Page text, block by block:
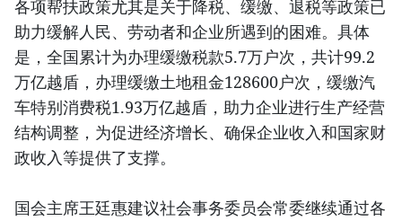
各项帮扶政策尤其是关于降税、缓缴、退税等政策已
助力缓解人民、劳动者和企业所遇到的困难。具体
是，全国累计为办理缓缴税款5.7万户次，共计99.2
万亿越盾，办理缓缴土地租金128600户次，缓缴汽
车特别消费税1.93万亿越盾，助力企业进行生产经营
结构调整，为促进经济增长、确保企业收入和国家财
政收入等提供了支撑。
国会主席王廷惠建议社会事务委员会常委继续通过各